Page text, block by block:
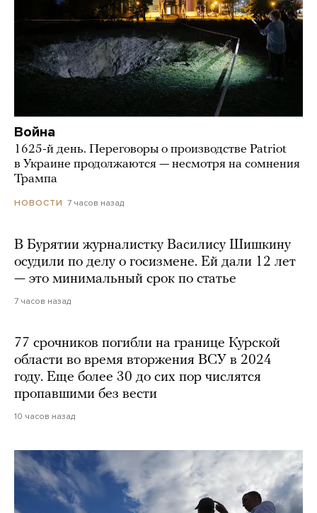
Война
1625-й день. Переговоры о производстве Patriot
в Украине продолжаются — несмотря на сомнения
Трампа
НОВОСТИ 7 часов назад
В Бурятии журналистку Василису Шишкину
осудили по делу о госизмене. Ей дали 12 лет
— это минимальный срок по статье
7 часов назад
77 срочников погибли на границе Курской
области во время вторжения ВСУ в 2024
году. Еще более 30 до сих пор числятся
пропавшими без вести
10 часов назад